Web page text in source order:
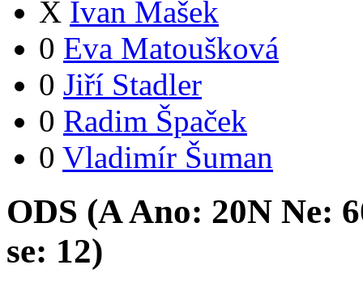
X Ivan Mašek
0 Eva Matoušková
0 Jiří Stadler
0 Radim Špaček
0 Vladimír Šuman
ODS (AAno: 20N Ne: 6
se: 12)